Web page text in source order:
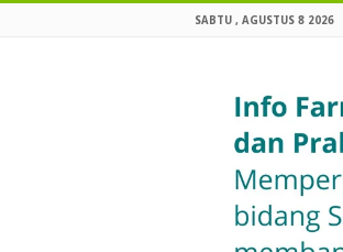
SABTU , AGUSTUS 8 2026